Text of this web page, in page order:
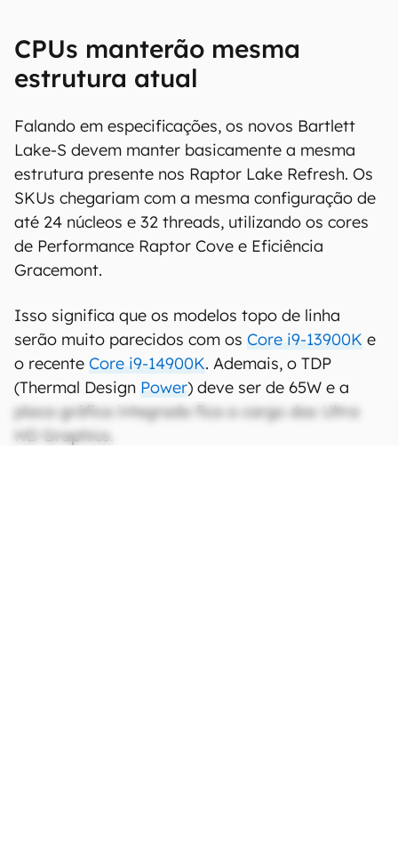
CPUs manterão mesma
estrutura atual
Falando em especificações, os novos Bartlett
Lake-S devem manter basicamente a mesma
estrutura presente nos Raptor Lake Refresh. Os
SKUs chegariam com a mesma configuração de
até 24 núcleos e 32 threads, utilizando os cores
de Performance Raptor Cove e Eficiência
Gracemont.
Isso significa que os modelos topo de linha
serão muito parecidos com os Core i9-13900K e
o recente Core i9-14900K. Ademais, o TDP
(Thermal Design Power) deve ser de 65W e a
placa gráfica integrada fica a cargo das Ultra
HD Graphics.